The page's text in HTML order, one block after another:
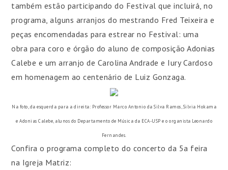
também estão participando do Festival que incluirá, no
programa, alguns arranjos do mestrando Fred Teixeira e
peças encomendadas para estrear no Festival: uma
obra para coro e órgão do aluno de composição Adonias
Calebe e um arranjo de Carolina Andrade e Iury Cardoso
em homenagem ao centenário de Luiz Gonzaga.
Na foto, da esquerda para a direita: Professor Marco Antonio da Silva Ramos, Silvia Hokama
e Adonias Calebe, alunos do Departamento de Música da ECA-USP e o organista Leonardo
Fernandes.
Confira o programa completo do concerto da 5a feira
na Igreja Matriz: